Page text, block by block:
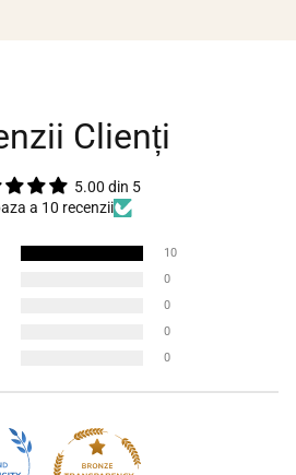
Clienți
5.00 din 5
a 10 recenzii
10
0
0
0
0